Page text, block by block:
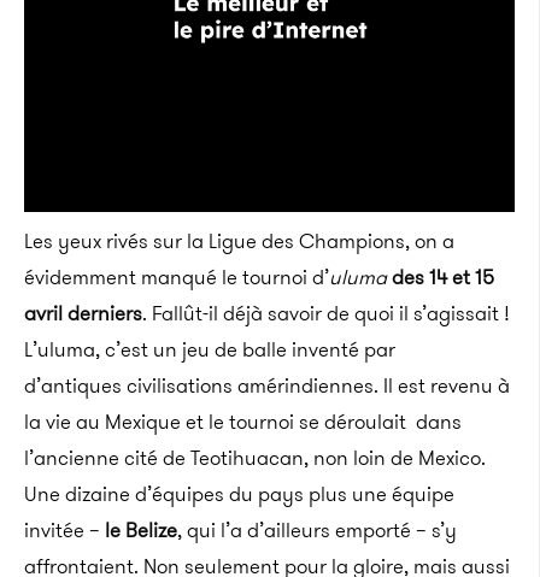
Les yeux rivés sur la Ligue des Champions, on a
évidemment manqué le tournoi d’ulumades 14 et 15
avril derniers. Fallût-il déjà savoir de quoi il s’agissait !
L’uluma, c’est un jeu de balle inventé par
d’antiques civilisations amérindiennes. Il est revenu à
la vie au Mexique et le tournoi se déroulait dans
l’ancienne cité de Teotihuacan, non loin de Mexico.
Une dizaine d’équipes du pays plus une équipe
invitée – le Belize, qui l’a d’ailleurs emporté – s’y
affrontaient. Non seulement pour la gloire, mais aussi